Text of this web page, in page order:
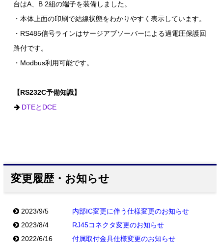
台はA、B 2組の端子を装備しました。
・本体上面の印刷で結線状態をわかりやすく表示しています。
・RS485信号ラインはサージアブソーバーによる過電圧保護回
路付です。
・Modbus利用可能です。
【RS232C予備知識】
DTEとDCE
変更履歴・お知らせ
2023/9/5
内部IC変更に伴う仕様変更のお知らせ
2023/8/4
RJ45コネクタ変更のお知らせ
2022/6/16
付属取付金具仕様変更のお知らせ